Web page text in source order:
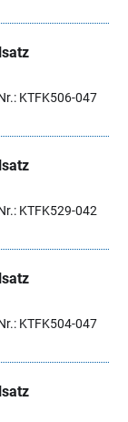
KTFK506-047
KTFK529-042
KTFK504-047